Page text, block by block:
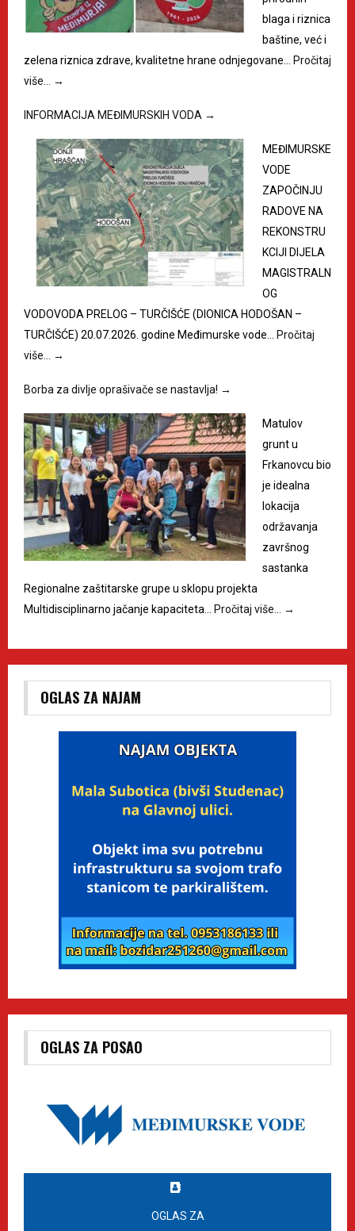
blaga i riznica
baštine, već i
zelena riznica zdrave, kvalitetne hrane odnjegovane… Pročitaj
više… →
INFORMACIJA MEĐIMURSKIH VODA →
MEĐIMURSKE
VODE
ZAPOČINJU
RADOVE NA
REKONSTRU
KCIJI DIJELA
MAGISTRALN
OG
VODOVODA PRELOG – TURČIŠĆE (DIONICA HODOŠAN –
TURČIŠĆE) 20.07.2026. godine Međimurske vode… Pročitaj
više… →
Borba za divlje oprašivače se nastavlja! →
Matulov
grunt u
Frkanovcu bio
je idealna
lokacija
održavanja
završnog
sastanka
Regionalne zaštitarske grupe u sklopu projekta
Multidisciplinarno jačanje kapaciteta… Pročitaj više… →
OGLAS ZA NAJAM
OGLAS ZA POSAO
OGLAS ZA